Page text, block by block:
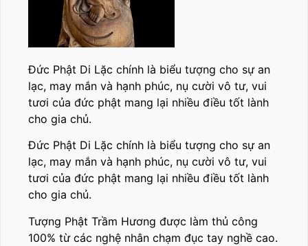
Đức Phật Di Lặc chính là biểu tượng cho sự an
lạc, may mắn và hạnh phúc, nụ cười vô tư, vui
tươi của đức phật mang lại nhiều điều tốt lành
cho gia chủ.
Đức Phật Di Lặc chính là biểu tượng cho sự an
lạc, may mắn và hạnh phúc, nụ cười vô tư, vui
tươi của đức phật mang lại nhiều điều tốt lành
cho gia chủ.
Tượng Phật Trầm Hương được làm thủ công
100% từ các nghệ nhân chạm đục tay nghề cao.